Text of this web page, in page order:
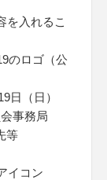
を入れるこ
のロゴ（公
日（日）
事務局
等
イコン